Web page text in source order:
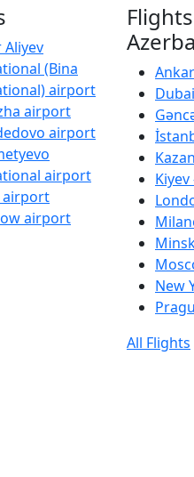
Aliyev
(Bina
airport
airport
airport
airport
airport
airport
Kiyev
New
All Flights